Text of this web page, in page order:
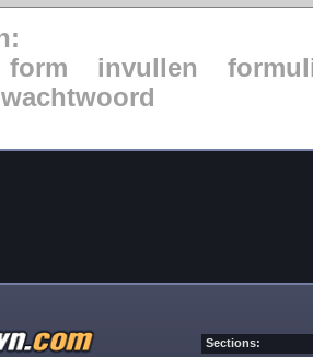
form invullen
wachtwoord
Sections: